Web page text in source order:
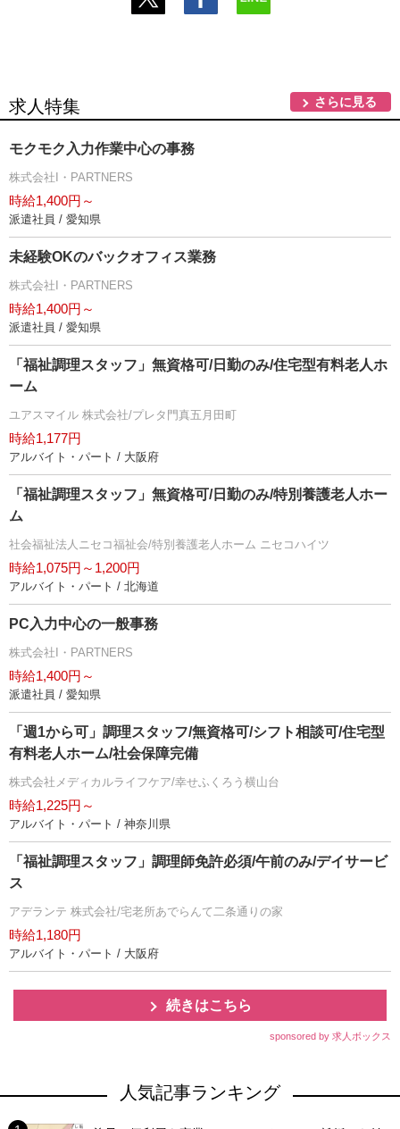
求人特集 さらに見る
モクモク入力作業中心の事務
株式会社I・PARTNERS
時給1,400円～
派遣社員 / 愛知県
未経験OKのバックオフィス業務
株式会社I・PARTNERS
時給1,400円～
派遣社員 / 愛知県
「福祉調理スタッフ」無資格可/日勤のみ/住宅型有料老人ホ
ーム
ユアスマイル 株式会社/プレタ門真五月田町
時給1,177円
アルバイト・パート / 大阪府
「福祉調理スタッフ」無資格可/日勤のみ/特別養護老人ホー
ム
社会福祉法人ニセコ福祉会/特別養護老人ホーム ニセコハイツ
時給1,075円～1,200円
アルバイト・パート / 北海道
PC入力中心の一般事務
株式会社I・PARTNERS
時給1,400円～
派遣社員 / 愛知県
「週1から可」調理スタッフ/無資格可/シフト相談可/住宅型
有料老人ホーム/社会保障完備
株式会社メディカルライフケア/幸せふくろう横山台
時給1,225円～
アルバイト・パート / 神奈川県
「福祉調理スタッフ」調理師免許必須/午前のみ/デイサービ
ス
アデランテ 株式会社/宅老所あでらんて二条通りの家
時給1,180円
アルバイト・パート / 大阪府
続きはこちら
sponsored by 求人ボックス
人気記事ランキング